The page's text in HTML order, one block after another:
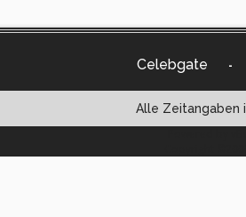
Celebgate -
Alle Zeitangaben